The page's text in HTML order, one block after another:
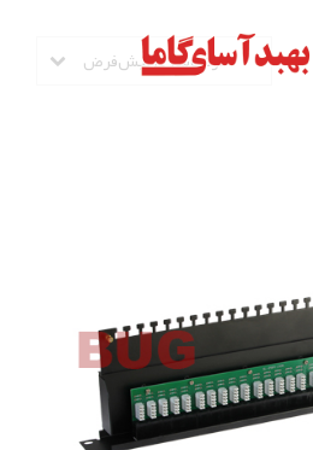
مرتب‌سازی پیش‌فرض